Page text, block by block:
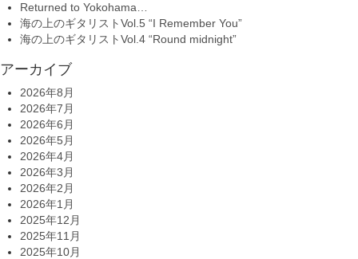
Returned to Yokohama…
海の上のギタリストVol.5 “I Remember You”
海の上のギタリストVol.4 “Round midnight”
アーカイブ
2026年8月
2026年7月
2026年6月
2026年5月
2026年4月
2026年3月
2026年2月
2026年1月
2025年12月
2025年11月
2025年10月